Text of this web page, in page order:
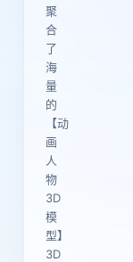
聚
合
了
海
量
的
【动
画
人
物
3D
模
型】
3D